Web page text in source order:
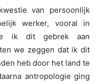
van persoonlijk
werker, vooral in
ik dit gebrek aan
we zeggen dat ik dit
heb door het land te
antropologie ging